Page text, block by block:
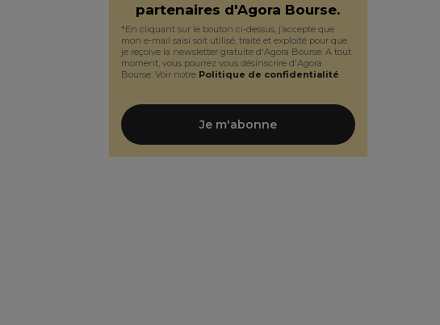
partenaires d'Agora Bourse.
*En cliquant sur le bouton ci-dessus, j’accepte que
mon e-mail saisi soit utilisé, traité et exploité pour que
je reçoive la newsletter gratuite d'Agora Bourse. A tout
moment, vous pourrez vous désinscrire d'Agora
Bourse. Voir notre Politique de confidentialité.